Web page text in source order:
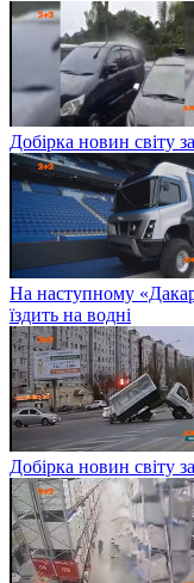
Добірка новин світу
На наступному
їздить на водні
Добірка новин світу